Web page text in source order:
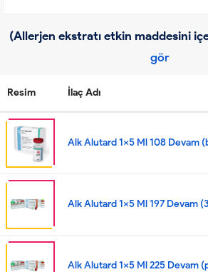
(Allerjen ekstratı etkin maddesini
gör
Resim İlaç Adı
Alk Alutard 1x5 Ml 108 Devam
Alk Alutard 1x5 Ml 197 Devam
Alk Alutard 1x5 Ml 225 Devam